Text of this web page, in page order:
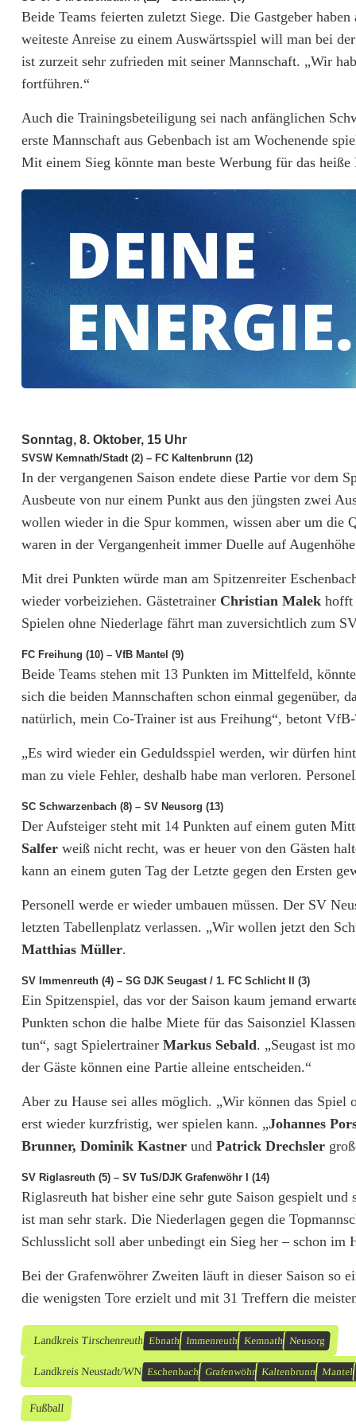
ä
n
g
S
p
i
t
e
n
t
e
r
E
c
h
e
n
c
h
z
u
D
e
r
b
y
Beide Teams feierten zuletzt Siege. Die Gastgeber
weiteste Anreise zu einem Auswärtsspiel will man bei
ist zurzeit sehr zufrieden mit seiner Mannschaft. „Wir
fortführen.“
Auch die Trainingsbeteiligung sei nach anfänglichen
erste Mannschaft aus Gebenbach ist am Wochenende
Mit einem Sieg könnte man beste Werbung für das
Sonntag, 8. Oktober, 15 Uhr
SVSW Kemnath/Stadt (2) – FC Kaltenbrunn (12)
In der vergangenen Saison endete diese Partie vor dem
Ausbeute von nur einem Punkt aus den jüngsten zwei
wollen wieder in die Spur kommen, wissen aber um die
waren in der Vergangenheit immer Duelle auf
Mit drei Punkten würde man am Spitzenreiter
wieder vorbeiziehen. Gästetrainer Christian Malek hofft
Spielen ohne Niederlage fährt man zuversichtlich zum
FC Freihung (10) – VfB Mantel (9)
Beide Teams stehen mit 13 Punkten im Mittelfeld,
sich die beiden Mannschaften schon einmal gegenüber,
natürlich, mein Co-Trainer ist aus Freihung“, betont
„Es wird wieder ein Geduldsspiel werden, wir dürfen
man zu viele Fehler, deshalb habe man verloren.
SC Schwarzenbach (8) – SV Neusorg (13)
Der Aufsteiger steht mit 14 Punkten auf einem guten
Salfer weiß nicht recht, was er heuer von den Gästen
kann an einem guten Tag der Letzte gegen den Ersten
Personell werde er wieder umbauen müssen. Der SV
letzten Tabellenplatz verlassen. „Wir wollen jetzt den
Matthias Müller.
SV Immenreuth (4) – SG DJK Seugast / 1. FC Schlicht II (3)
Ein Spitzenspiel, das vor der Saison kaum jemand
Punkten schon die halbe Miete für das Saisonziel
tun“, sagt Spielertrainer Markus Sebald. „Seugast ist
der Gäste können eine Partie alleine entscheiden.“
Aber zu Hause sei alles möglich. „Wir können das Spiel
erst wieder kurzfristig, wer spielen kann. „Johannes
Brunner, Dominik Kastner und Patrick Drechsler
SV Riglasreuth (5) – SV TuS/DJK Grafenwöhr I (14)
Riglasreuth hat bisher eine sehr gute Saison gespielt
ist man sehr stark. Die Niederlagen gegen die
Schlusslicht soll aber unbedingt ein Sieg her – schon im
Bei der Grafenwöhrer Zweiten läuft in dieser Saison so
die wenigsten Tore erzielt und mit 31 Treffern die
Landkreis Tirschenreuth Ebnath Immenreuth Kemnath Neusorg
Landkreis Neustadt/WN Eschenbach Grafenwöhr Kaltenbrunn Mantel
Fußball